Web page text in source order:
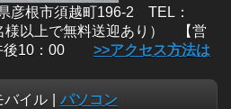
彦根市須越町196-2 TEL：
様以上で無料送迎あり） 【営
後10：00 >>アクセス方法は
バイル パソコン